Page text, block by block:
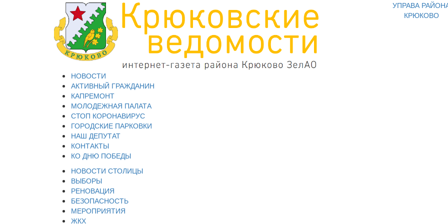
УПРАВА
КРЮКОВО
НОВОСТИ
АКТИВНЫЙ ГРАЖДАНИН
КАПРЕМОНТ
МОЛОДЕЖНАЯ ПАЛАТА
СТОП КОРОНАВИРУС
ГОРОДСКИЕ ПАРКОВКИ
НАШ ДЕПУТАТ
КОНТАКТЫ
КО ДНЮ ПОБЕДЫ
НОВОСТИ СТОЛИЦЫ
ВЫБОРЫ
РЕНОВАЦИЯ
БЕЗОПАСНОСТЬ
МЕРОПРИЯТИЯ
ЖКХ